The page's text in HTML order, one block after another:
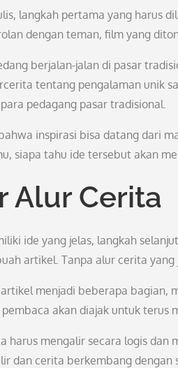
langkah pertama yang harus
dengan teman, film yang
berjalan-jalan di pasar
tentang pengalaman unik
pedagang pasar tradisional.
inspirasi bisa datang dari
siapa tahu ide tersebut akan
Alur Cerita
ide yang jelas, langkah
artikel. Tanpa alur cerita
menjadi beberapa bagian,
akan diajak untuk terus
harus mengalir secara logis dan
dan cerita berkembang dengan